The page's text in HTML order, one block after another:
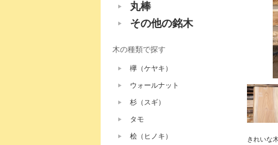
きれいな
丸棒
その他の銘木
木の種類で探す
欅（ケヤキ）
ウォールナット
杉（スギ）
タモ
桧（ヒノキ）